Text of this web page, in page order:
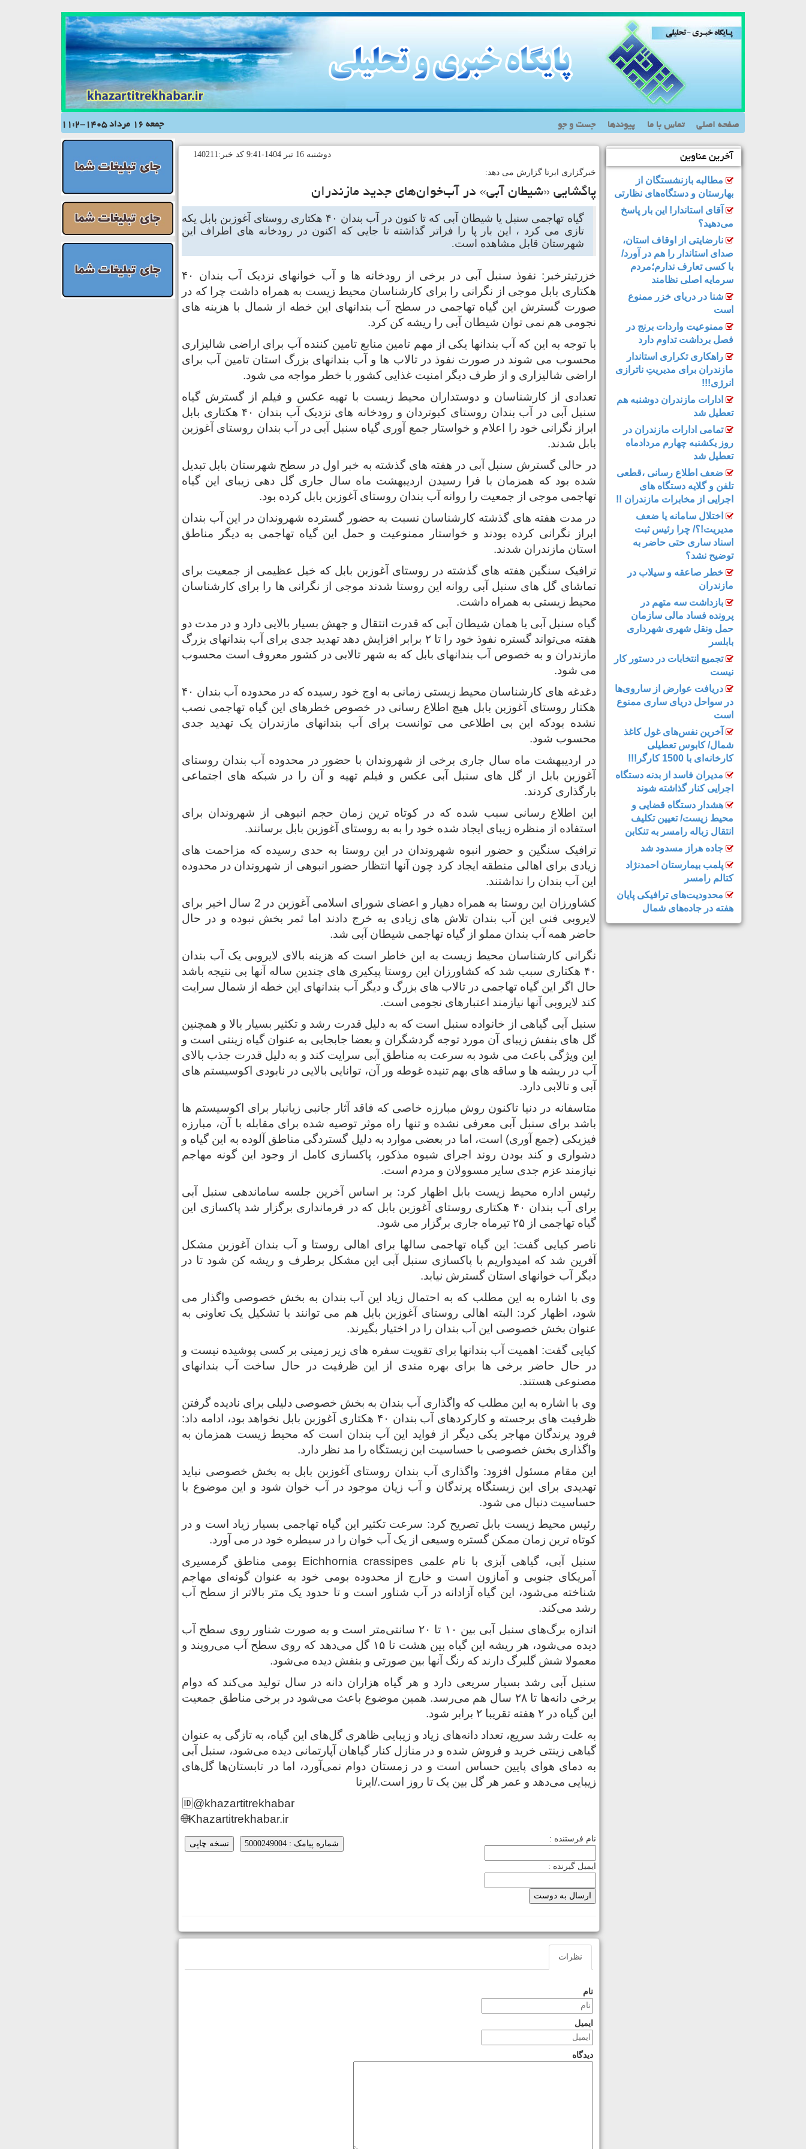
جمعه 16 مرداد 1405-11:2 صفحه اصلی تماس با ما پیوندها جست و جو
آخرین عناوین
مطالبه بازنشستگان از
بهارستان و دستگاه‌های نظارتی
آقای استاندار! این بار پاسخ
می‌دهید؟
نارضایتی از اوقاف استان،
صدای استاندار را هم در آورد/
با کسی تعارف ندارم؛مردم
سرمایه اصلی نظامند
شنا در دریای خزر ممنوع
است
ممنوعیت واردات برنج در
فصل برداشت تداوم دارد
راهکاری تکراری استاندار
مازندران برای مدیریتِ ناترازی
انرژی!!!
ادارات مازندران دوشنبه هم
تعطیل شد
تمامی ادارات مازندران در
روز یکشنبه چهارم مردادماه
تعطیل شد
ضعف اطلاع رسانی ،قطعی
تلفن و گلایه دستگاه های
اجرایی از مخابرات مازندران !!
اختلال سامانه یا ضعف
مدیریت!؟/ چرا رئیس ثبت
اسناد ساری حتی حاضر به
توضیح نشد؟
خطر صاعقه و سیلاب در
مازندران
بازداشت سه متهم در
پرونده فساد مالی سازمان
حمل‌ ونقل شهری شهرداری
بابلسر
تجمیع انتخابات در دستور کار
نیست
دریافت عوارض از ساروی‌ها
در سواحل دریای ساری ممنوع
است
آخرین نفس‌های غول کاغذ
شمال‌/ ‌کابوس تعطیلی
کارخانه‌ای با 1500 کارگر!!!
مدیران فاسد از بدنه دستگاه
اجرایی کنار گذاشته شوند
هشدار دستگاه قضایی و
محیط زیست/ تعیین تکلیف
انتقال زباله رامسر به تنکابن
جاده هراز مسدود شد
پلمب بیمارستان احمدنژاد
کتالم رامسر
محدودیت‌های ترافیکی پایان
هفته در جاده‌های شمال
دوشنبه 16 تير 1404-9:41 کد خبر:140211
خبرگزاری ایرنا گزارش می دهد:
پاگشایی «شیطان آبی» در آب‌خوان‌های جدید مازندران
گیاه تهاجمی سنبل یا شیطان آبی که تا کنون در آب بندان ۴۰ هکتاری روستای آغوزبن بابل یکه
تازی می کرد ، این بار پا را فراتر گذاشته تا جایی که اکنون در رودخانه های اطراف این
شهرستان قابل مشاهده است.
خزرتیترخبر: نفوذ سنبل آبی در برخی از رودخانه ها و آب خوانهای نزدیک آب بندان ۴۰
هکتاری بابل موجی از نگرانی را برای کارشناسان محیط زیست به همراه داشت چرا که در
صورت گسترش این گیاه تهاجمی در سطح آب بندانهای این خطه از شمال با هزینه های
نجومی هم نمی توان شیطان آبی را ریشه کن کرد.
با توجه به این که آب بندانها یکی از مهم تامین منابع تامین کننده آب برای اراضی شالیزاری
محسوب می شوند در صورت نفوذ در تالاب ها و آب بندانهای بزرگ استان تامین آب برای
اراضی شالیزاری و از طرف دیگر امنیت غذایی کشور با خطر مواجه می شود.
تعدادی از کارشناسان و دوستداران محیط زیست با تهیه عکس و فیلم از گسترش گیاه
سنبل آبی در آب بندان روستای کبوتردان و رودخانه های نزدیک آب بندان ۴۰ هکتاری بابل
ابراز نگرانی خود را اعلام و خواستار جمع آوری گیاه سنبل آبی در آب بندان روستای آغوزبن
بابل شدند.
در حالی گسترش سنبل آبی در هفته های گذشته به خبر اول در سطح شهرستان بابل تبدیل
شده بود که همزمان با فرا رسیدن اردیبهشت ماه سال جاری گل دهی زیبای این گیاه
تهاجمی موجی از جمعیت را روانه آب بندان روستای آغوزبن بابل کرده بود.
در مدت هفته های گذشته کارشناسان نسبت به حضور گسترده شهروندان در این آب بندان
ابراز نگرانی کرده بودند و خواستار ممنوعیت و حمل این گیاه تهاجمی به دیگر مناطق
استان مازندران شدند.
ترافیک سنگین هفته های گذشته در روستای آغوزبن بابل که خیل عظیمی از جمعیت برای
تماشای گل های سنبل آبی روانه این روستا شدند موجی از نگرانی ها را برای کارشناسان
محیط زیستی به همراه داشت.
گیاه سنبل آبی یا همان شیطان آبی که قدرت انتقال و جهش بسیار بالایی دارد و در مدت دو
هفته می‌تواند گستره نفوذ خود را تا ۲ برابر افزایش دهد تهدید جدی برای آب بندانهای بزرگ
مازندران و به خصوص آب بندانهای بابل که به شهر تالابی در کشور معروف است محسوب
می شود.
دغدغه های کارشناسان محیط زیستی زمانی به اوج خود رسیده که در محدوده آب بندان ۴۰
هکتار روستای آغوزبن بابل هیچ اطلاع رسانی در خصوص خطرهای این گیاه تهاجمی نصب
نشده بودکه این بی اطلاعی می توانست برای آب بندانهای مازندران یک تهدید جدی
محسوب شود.
در اردیبهشت ماه سال جاری برخی از شهروندان با حضور در محدوده آب بندان روستای
آغوزبن بابل از گل های سنبل آبی عکس و فیلم تهیه و آن را در شبکه های اجتماعی
بارگذاری کردند.
این اطلاع رسانی سبب شده که در کوتاه ترین زمان حجم انبوهی از شهروندان برای
استفاده از منظره زیبای ایجاد شده خود را به به روستای آغوزبن بابل برسانند.
ترافیک سنگین و حضور انبوه شهروندان در این روستا به حدی رسیده که مزاحمت های
زیادی برای اهالی منطقه ایجاد کرد چون آنها انتظار حضور انبوهی از شهروندان در محدوده
این آب بندان را نداشتند.
کشاورزان این روستا به همراه دهیار و اعضای شورای اسلامی آغوزبن در 2 سال اخیر برای
لایروبی فنی این آب بندان تلاش های زیادی به خرج دادند اما ثمر بخش نبوده و در حال
حاضر همه آب بندان مملو از گیاه تهاجمی شیطان آبی شد.
نگرانی کارشناسان محیط زیست به این خاطر است که هزینه بالای لایروبی یک آب بندان
۴۰ هکتاری سبب شد که کشاورزان این روستا پیکیری های چندین ساله آنها بی نتیجه باشد
حال اگر این گیاه تهاجمی در تالاب های بزرگ و دیگر آب بندانهای این خطه از شمال سرایت
کند لایروبی آنها نیازمند اعتبارهای نجومی است.
سنبل آبی گیاهی از خانواده سنبل است که به دلیل قدرت رشد و تکثیر بسیار بالا و همچنین
گل های بنفش زیبای آن مورد توجه گردشگران و بعضا جابجایی به عنوان گیاه زینتی است و
این ویژگی باعث می شود به سرعت به مناطق آبی سرایت کند و به دلیل قدرت جذب بالای
آب در ریشه ها و ساقه های بهم تنیده غوطه ور آن، توانایی بالایی در نابودی اکوسیستم های
آبی و تالابی دارد.
متاسفانه در دنیا تاکنون روش مبارزه خاصی که فاقد آثار جانبی زیانبار برای اکوسیستم ها
باشد برای سنبل آبی معرفی نشده و تنها راه موثر توصیه شده برای‌ مقابله با آن، مبارزه
فیزیکی (جمع آوری) است، اما در بعضی موارد به دلیل گستردگی مناطق آلوده به این گیاه و
دشواری و کند بودن روند اجرای شیوه مذکور، پاکسازی کامل از وجود این گونه مهاجم
نیازمند عزم جدی سایر مسوولان و مردم است.
رئیس اداره محیط زیست بابل اظهار کرد: بر اساس آخرین جلسه ساماندهی سنبل آبی
برای آب بندان ۴۰ هکتاری روستای آغوزبن بابل که در فرمانداری برگزار شد پاکسازی این
گیاه تهاجمی از ۲۵ تیرماه جاری برگزار می شود.
ناصر کیایی گفت: این گیاه تهاجمی سالها برای اهالی روستا و آب بندان آغوزبن مشکل
آفرین شد که امیدواریم با پاکسازی سنبل آبی این مشکل برطرف و ریشه کن شود تا در
دیگر آب خوانهای استان گسترش نیابد.
وی با اشاره به این مطلب که به احتمال زیاد این آب بندان به بخش خصوصی واگذار می
شود، اظهار کرد: البته اهالی روستای آغوزبن بابل هم می توانند با تشکیل یک تعاونی به
عنوان بخش خصوصی این آب بندان را در اختیار بگیرند.
کیایی گفت: اهمیت آب بندانها برای تقویت سفره های زیر زمینی بر کسی پوشیده نیست و
در حال حاضر برخی ها برای بهره مندی از این ظرفیت در حال ساخت آب بندانهای
مصنوعی هستند.
وی با اشاره به این مطلب که واگذاری آب بندان به بخش خصوصی دلیلی برای نادیده گرفتن
ظرفیت های برجسته و کارکردهای آب بندان ۴۰ هکتاری آغوزبن بابل نخواهد بود، ادامه داد:
فرود پرندگان مهاجر یکی دیگر از فواید این آب بندان است که محیط زیست همزمان به
واگذاری بخش خصوصی با حساسیت این زیستگاه را مد نظر دارد.
این مقام مسئول افزود: واگذاری آب بندان روستای آغوزبن بابل به بخش خصوصی نباید
تهدیدی برای این زیستگاه پرندگان و آب زیان موجود در آب خوان شود و این موضوع با
حساسیت دنبال می شود.
رئیس محیط زیست بابل تصریح کرد: سرعت تکثیر این گیاه تهاجمی بسیار زیاد است و در
کوتاه ترین زمان ممکن گستره وسیعی از یک آب خوان را در سیطره خود در می آورد.
سنبل آبی، گیاهی آبزی با نام علمی Eichhornia crassipes بومی مناطق گرمسیری
آمریکای جنوبی و آمازون است و خارج از محدوده بومی خود به عنوان گونه‌ای مهاجم
شناخته می‌شود، این گیاه آزادانه در آب شناور است و تا حدود یک متر بالاتر از سطح آب
رشد می‌کند.
اندازه برگ‌های سنبل آبی بین ۱۰ تا ۲۰ سانتی‌متر است و به صورت شناور روی سطح آب
دیده می‌شود، هر ریشه این گیاه بین هشت تا ۱۵ گل می‌دهد که روی سطح آب می‌رویند و
معمولا شش گلبرگ دارند که رنگ آنها بین صورتی و بنفش دیده می‌شود.
سنبل آبی رشد بسیار سریعی دارد و هر گیاه هزاران دانه در سال تولید می‌کند که دوام
برخی دانه‌ها تا ۲۸ سال هم می‌رسد. همین موضوع باعث می‌شود در برخی مناطق جمعیت
این گیاه در ۲ هفته تقریبا ۲ برابر ‌شود.
به علت رشد سریع، تعداد دانه‌های زیاد و زیبایی ظاهری گل‌های این گیاه، به تازگی به عنوان
گیاهی زینتی خرید و فروش شده و در منازل کنار گیاهان آپارتمانی دیده می‌شود، سنبل آبی
به دمای هوای پایین حساس است و در زمستان دوام نمی‌آورد، اما در تابستان‌ها گل‌های
زیبایی می‌دهد و عمر هر گل بین یک تا روز است./ایرنا
🆔@khazartitrekhabar
🌐Khazartitrekhabar.ir
نسخه چاپی شماره پیامک : 5000249004
نام فرستنده :
ایمیل گیرنده :
نظرات
نام
ایمیل
دیدگاه